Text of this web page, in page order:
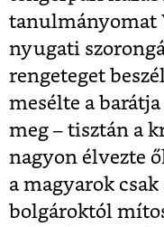
tanulmányomat
nyugati
rengeteget
mesélte a
meg – tisztán a
nagyon élvezte
a magyarok
bolgároktól